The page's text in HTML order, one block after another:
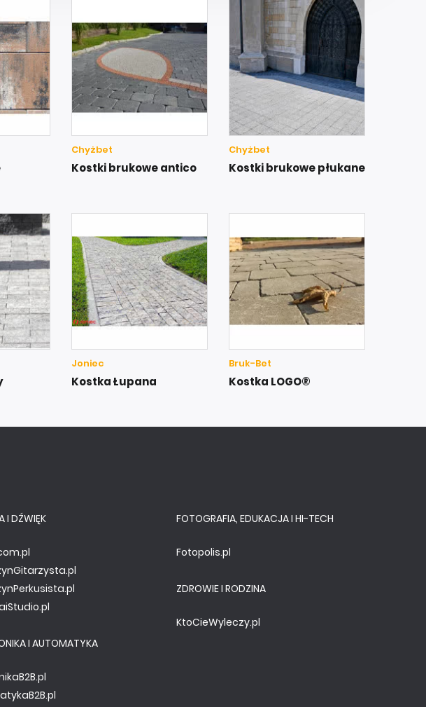
Chyżbet
Kostki brukowe antico
Chyżbet
Kostki brukowe płukane
Joniec
Kostka Łupana
Bruk-Bet
Kostka LOGO®
I DŹWIĘK
I AUTOMATYKA
FOTOGRAFIA, EDUKACJA I HI-TECH
Fotopolis.pl
ZDROWIE I RODZINA
KtoCieWyleczy.pl